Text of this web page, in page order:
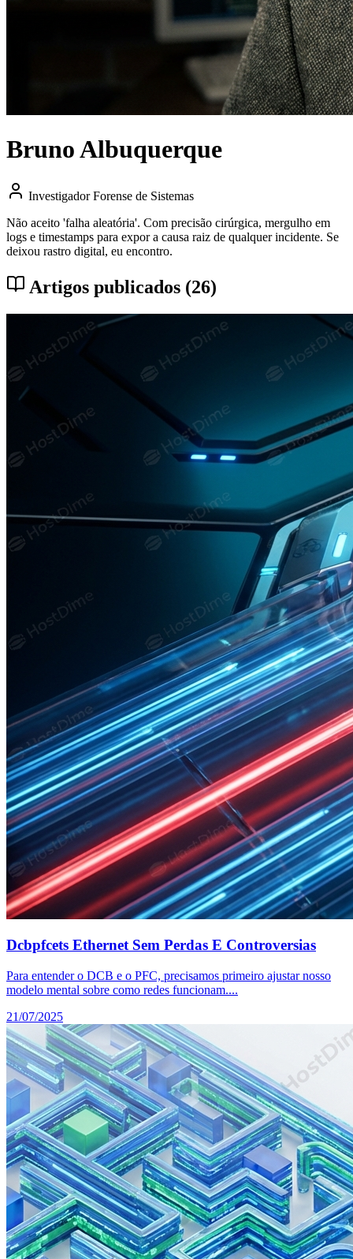
Bruno Albuquerque
Investigador Forense de Sistemas
Não aceito 'falha aleatória'. Com precisão cirúrgica, mergulho em
logs e timestamps para expor a causa raiz de qualquer incidente. Se
deixou rastro digital, eu encontro.
Artigos publicados (26)
Dcbpfcets Ethernet Sem Perdas E Controversias
Para entender o DCB e o PFC, precisamos primeiro ajustar nosso
modelo mental sobre como redes funcionam....
21/07/2025